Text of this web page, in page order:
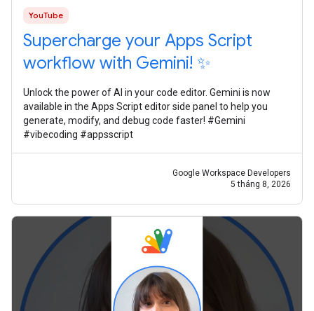
YouTube
Supercharge your Apps Script
workflow with Gemini! ✨
Unlock the power of AI in your code editor. Gemini is now
available in the Apps Script editor side panel to help you
generate, modify, and debug code faster! #Gemini
#vibecoding #appsscript
Google Workspace Developers
5 tháng 8, 2026